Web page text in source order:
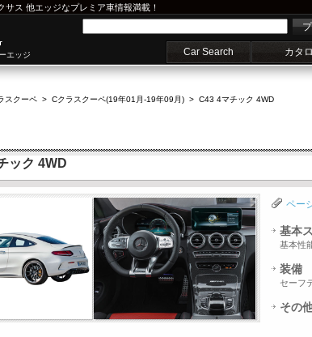
サス 他エッジなプレミア車情報満載！
エッジ Car Search カタ
スクーペ > Cクラスクーペ(19年01月-19年09月) > C43 4マチック 4WD
ック 4WD
ペー
基本
基本性
装備
セーフ
その